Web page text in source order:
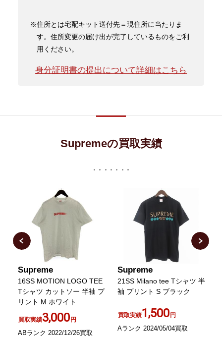
※住所とは宅配キット送付先＝現住所に当たりま
す。住所変更の届け出が完了しているものをご利
用ください。
身分証明書の提出について詳細はこちら
Supremeの買取実績
Supreme
16SS MOTION LOGO TEE
Tシャツ カットソー 半袖 プ
リント M ホワイト
買取実績3,000円
ABランク 2022/12/26買取
Supreme
21SS Milano tee Tシャツ 半
袖 プリント S ブラック
買取実績1,500円
Aランク 2024/05/04買取